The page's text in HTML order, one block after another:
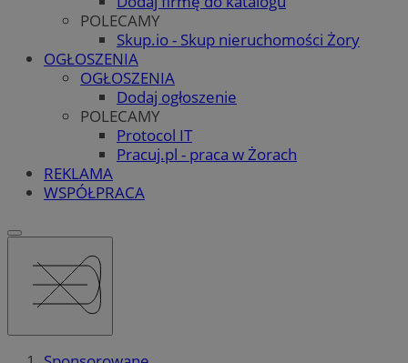
POLECAMY
Skup.io - Skup nieruchomości Żory
OGŁOSZENIA
OGŁOSZENIA
Dodaj ogłoszenie
POLECAMY
Protocol IT
Pracuj.pl - praca w Żorach
REKLAMA
WSPÓŁPRACA